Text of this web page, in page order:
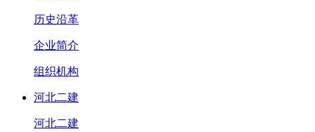
历史沿革
企业简介
组织机构
河北二建
河北二建